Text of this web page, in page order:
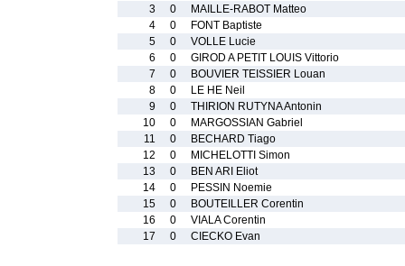
3
0
MAILLE-RABOT Matteo
4
0
FONT Baptiste
5
0
VOLLE Lucie
6
0
GIROD A PETIT LOUIS Vittorio
7
0
BOUVIER TEISSIER Louan
8
0
LE HE Neil
9
0
THIRION RUTYNA Antonin
10
0
MARGOSSIAN Gabriel
11
0
BECHARD Tiago
12
0
MICHELOTTI Simon
13
0
BEN ARI Eliot
14
0
PESSIN Noemie
15
0
BOUTEILLER Corentin
16
0
VIALA Corentin
17
0 CIECKO Evan